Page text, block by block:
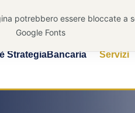
StrategiaBancaria Servizi